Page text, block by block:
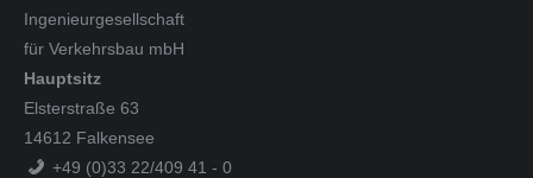
Ingenieurgesellschaft
für Verkehrsbau mbH
Hauptsitz
Elsterstraße 63
14612 Falkensee
+49 (0)33 22/409 41 - 0